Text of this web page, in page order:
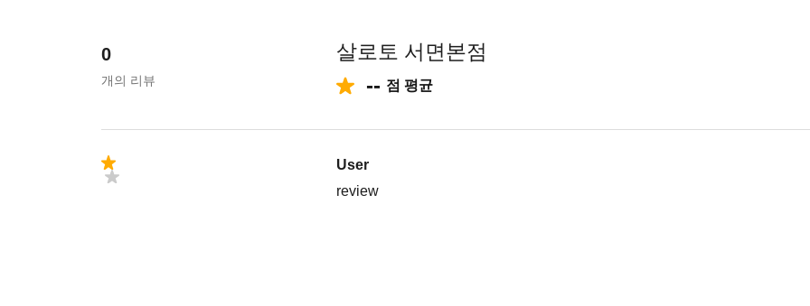
0
개의 리뷰
살로토 서면본점
-- 점 평균
User
review